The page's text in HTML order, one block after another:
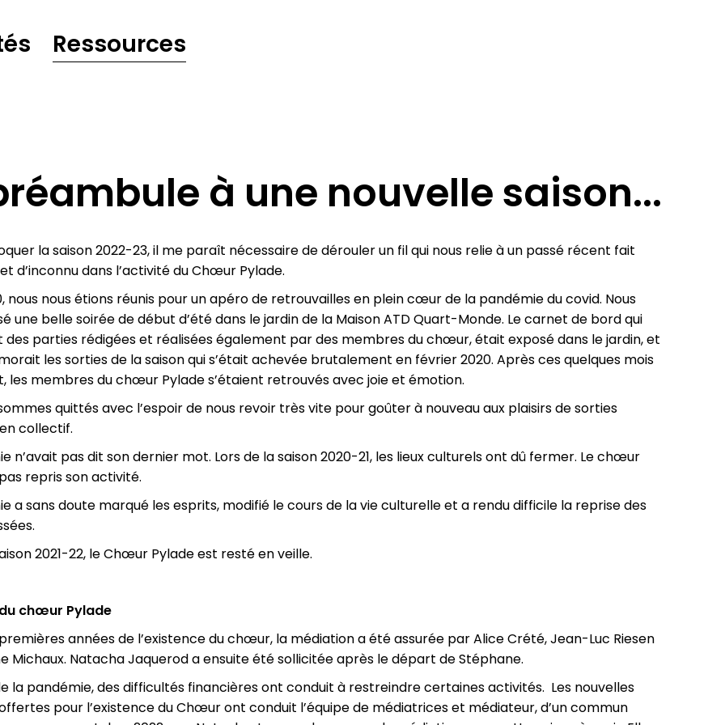
à une nouvelle saison...
la saison 2022-23, il me paraît nécessaire de dérouler un fil qui nous relie à un passé récent fait
d’inconnu dans l’activité du Chœur Pylade.
nous nous étions réunis pour un apéro de retrouvailles en plein cœur de la pandémie du covid. Nous
une belle soirée de début d’été dans le jardin de la Maison ATD Quart-Monde. Le carnet de bord qui
parties rédigées et réalisées également par des membres du chœur, était exposé dans le jardin, et
les sorties de la saison qui s’était achevée brutalement en février 2020. Après ces quelques mois
les membres du chœur Pylade s’étaient retrouvés avec joie et émotion.
quittés avec l’espoir de nous revoir très vite pour goûter à nouveau aux plaisirs de sorties
collectif.
n’avait pas dit son dernier mot. Lors de la saison 2020-21, les lieux culturels ont dû fermer. Le chœur
repris son activité.
a sans doute marqué les esprits, modifié le cours de la vie culturelle et a rendu difficile la reprise des
2021-22, le Chœur Pylade est resté en veille.
chœur Pylade
années de l’existence du chœur, la médiation a été assurée par Alice Crété, Jean-Luc Riesen
Michaux. Natacha Jaquerod a ensuite été sollicitée après le départ de Stéphane.
la pandémie, des difficultés financières ont conduit à restreindre certaines activités. Les nouvelles
pour l’existence du Chœur ont conduit l’équipe de médiatrices et médiateur, d’un commun
Ressources